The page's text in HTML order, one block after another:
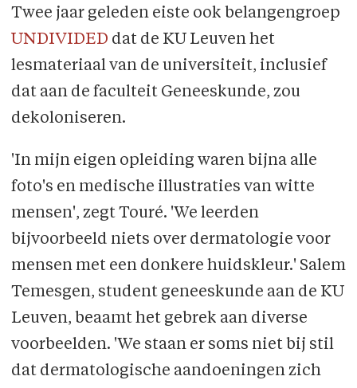
Twee jaar geleden eiste ook belangengroep
UNDIVIDED dat de KU Leuven het
lesmateriaal van de universiteit, inclusief
dat aan de faculteit Geneeskunde, zou
dekoloniseren.
'In mijn eigen opleiding waren bijna alle
foto's en medische illustraties van witte
mensen', zegt Touré. 'We leerden
bijvoorbeeld niets over dermatologie voor
mensen met een donkere huidskleur.' Salem
Temesgen, student geneeskunde aan de KU
Leuven, beaamt het gebrek aan diverse
voorbeelden. 'We staan er soms niet bij stil
dat dermatologische aandoeningen zich